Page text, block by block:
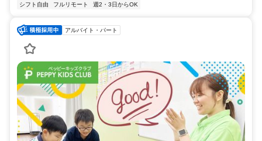
シフト自由 フルリモート 週2・3日からOK
アルバイト・パート